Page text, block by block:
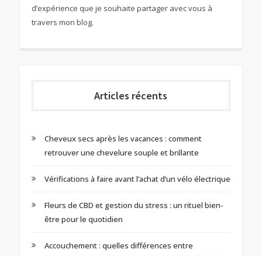
d’expérience que je souhaite partager avec vous à
travers mon blog.
Articles récents
Cheveux secs après les vacances : comment
retrouver une chevelure souple et brillante
Vérifications à faire avant l’achat d’un vélo électrique
Fleurs de CBD et gestion du stress : un rituel bien-
être pour le quotidien
Accouchement : quelles différences entre